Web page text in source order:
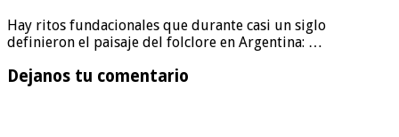
Hay ritos fundacionales que durante casi un siglo
definieron el paisaje del folclore en Argentina: …
Dejanos tu comentario